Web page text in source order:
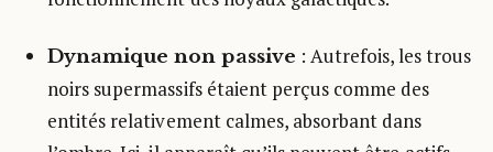
Dynamique non passive : Autrefois, les trous
noirs supermassifs étaient perçus comme des
entités relativement calmes, absorbant dans